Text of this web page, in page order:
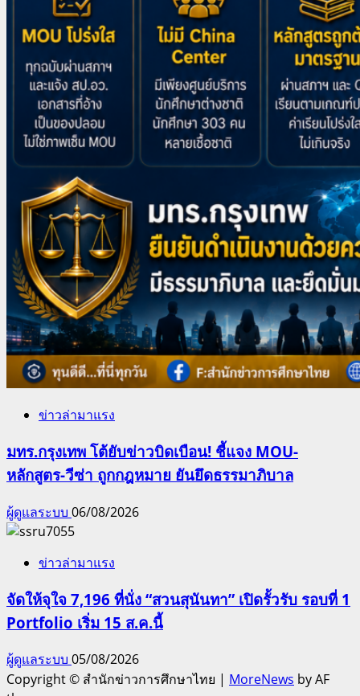
ข่าวล่ามาแรง
มทร.กรุงเทพ โต้ยับข่าวบิดเบือน! ชี้แจง MOU-
หลักสูตร-วีซ่า ถูกกฎหมาย ยันยึดธรรมาภิบาล
ผู้ดูแลระบบ 06/08/2026
ข่าวล่ามาแรง
จัดให้จุใจ 7,196 ที่นั่ง “สวนสุนันทา” เปิดรั้วรับ รอบที่ 1
Portfolio เริ่ม 15 ส.ค.นี้
ผู้ดูแลระบบ 05/08/2026
Copyright © สำนักข่าวการศึกษาไทย | MoreNews by AF